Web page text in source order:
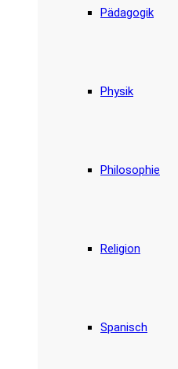
Pädagogik
Physik
Philosophie
Religion
Spanisch